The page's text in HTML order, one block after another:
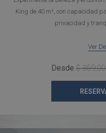
King de 40 m², con capacidad
privacidad y
Ver
Desde$